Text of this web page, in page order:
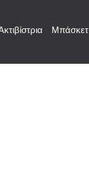
Μπάσκετ